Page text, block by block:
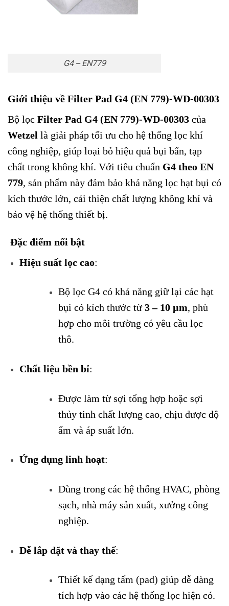
G4 – EN779
Giới thiệu về Filter Pad G4 (EN 779)-WD-00303
Bộ lọc Filter Pad G4 (EN 779)-WD-00303 của
Wetzel là giải pháp tối ưu cho hệ thống lọc khí
công nghiệp, giúp loại bỏ hiệu quả bụi bẩn, tạp
chất trong không khí. Với tiêu chuẩn G4 theo EN
779, sản phẩm này đảm bảo khả năng lọc hạt bụi có
kích thước lớn, cải thiện chất lượng không khí và
bảo vệ hệ thống thiết bị.
Đặc điểm nổi bật
Hiệu suất lọc cao:
Bộ lọc G4 có khả năng giữ lại các hạt
bụi có kích thước từ3 – 10 µm, phù
hợp cho môi trường có yêu cầu lọc
thô.
Chất liệu bền bỉ:
Được làm từ sợi tổng hợp hoặc sợi
thủy tinh chất lượng cao, chịu được độ
ẩm và áp suất lớn.
Ứng dụng linh hoạt:
Dùng trong các hệ thống HVAC, phòng
sạch, nhà máy sản xuất, xưởng công
nghiệp.
Dễ lắp đặt và thay thế:
Thiết kế dạng tấm (pad) giúp dễ dàng
tích hợp vào các hệ thống lọc hiện có.